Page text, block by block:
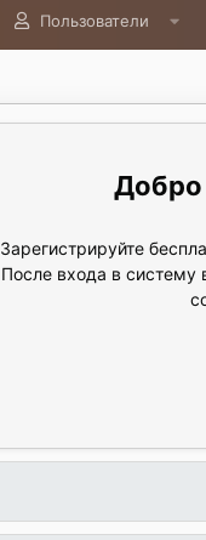
Пользователи
Зарегистрируйте
После входа в систему